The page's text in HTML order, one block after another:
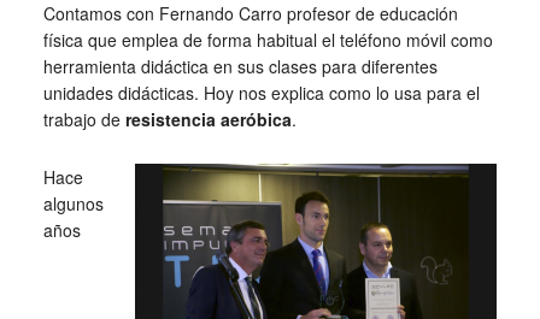
Contamos con Fernando Carro profesor de educación
física que emplea de forma habitual el teléfono móvil como
herramienta didáctica en sus clases para diferentes
unidades didácticas. Hoy nos explica como lo usa para el
trabajo de resistencia aeróbica.
Hace
algunos
años